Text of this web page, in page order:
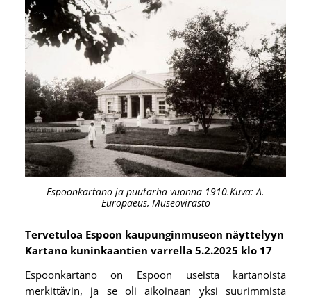
Espoonkartano ja puutarha vuonna 1910.Kuva: A.
Europaeus, Museovirasto
Tervetuloa Espoon kaupunginmuseon näyttelyyn
Kartano kuninkaantien varrella 5.2.2025 klo 17
Espoonkartano on Espoon useista kartanoista
merkittävin, ja se oli aikoinaan yksi suurimmista